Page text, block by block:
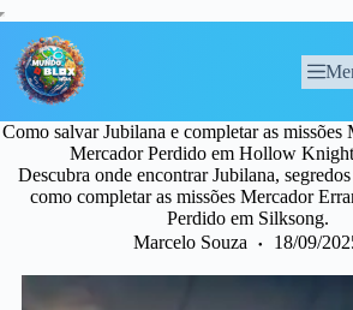
Como salvar Jubilana e completar as missões
Mercador Perdido em Hollow
Descubra onde encontrar Jubilana,
como completar as missões Mercador
Perdido em Silksong.
Marcelo Souza
18/09/